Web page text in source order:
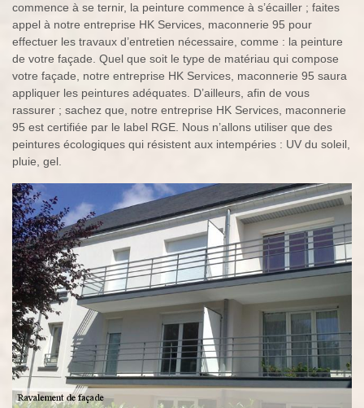
commence à se ternir, la peinture commence à s’écailler ; faites
appel à notre entreprise HK Services, maconnerie 95 pour
effectuer les travaux d’entretien nécessaire, comme : la peinture
de votre façade. Quel que soit le type de matériau qui compose
votre façade, notre entreprise HK Services, maconnerie 95 saura
appliquer les peintures adéquates. D’ailleurs, afin de vous
rassurer ; sachez que, notre entreprise HK Services, maconnerie
95 est certifiée par le label RGE. Nous n’allons utiliser que des
peintures écologiques qui résistent aux intempéries : UV du soleil,
pluie, gel.